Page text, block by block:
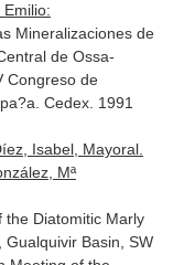
Mineralizaciones de
de Ossa-
Congreso de
Cedex. 1991
Isabel, Mayoral.
Mª
the Diatomitic Marly
Gualquivir Basin, SW